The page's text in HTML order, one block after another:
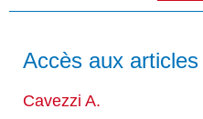
Accès aux
Cavezzi A.